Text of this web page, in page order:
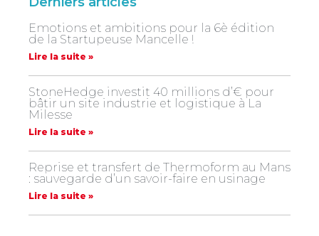
Emotions et ambitions pour la 6è édition
de la Startupeuse Mancelle !
Lire la suite »
StoneHedge investit 40 millions d’€ pour
bâtir un site industrie et logistique à La
Milesse
Lire la suite »
Reprise et transfert de Thermoform au Mans
: sauvegarde d’un savoir-faire en usinage
Lire la suite »